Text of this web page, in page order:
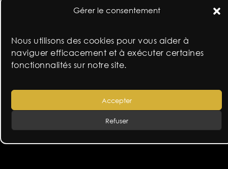
Gérer le consentement
Nous utilisons des cookies pour vous aider à
naviguer efficacement et à exécuter certaines
fonctionnalités sur notre site.
Accepter
Refuser
et artistique français et international.